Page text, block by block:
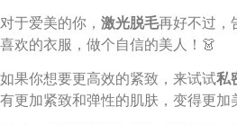
对于爱美的你， 激光脱毛再好不过，
喜欢的衣服，做个自信的美人！👗
如果你想要更高效的紧致，来试试私
有更加紧致和弹性的肌肤，变得更加